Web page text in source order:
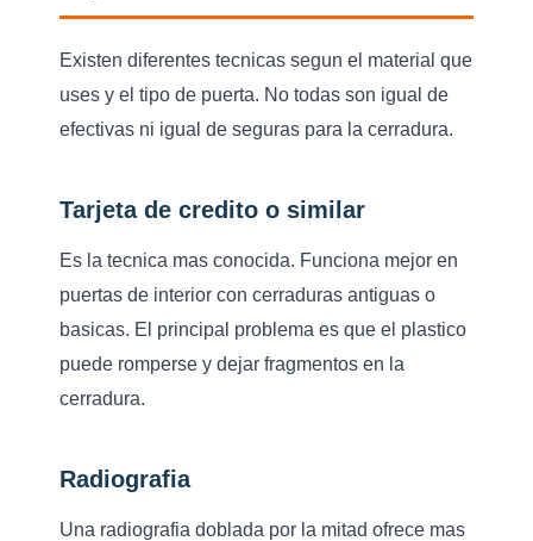
Existen diferentes tecnicas segun el material que
uses y el tipo de puerta. No todas son igual de
efectivas ni igual de seguras para la cerradura.
Tarjeta de credito o similar
Es la tecnica mas conocida. Funciona mejor en
puertas de interior con cerraduras antiguas o
basicas. El principal problema es que el plastico
puede romperse y dejar fragmentos en la
cerradura.
Radiografia
Una radiografia doblada por la mitad ofrece mas